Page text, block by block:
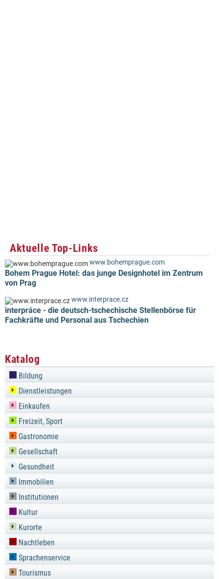
Aktuelle Top-Links
www.bohemprague.com
Bohem Prague Hotel: das junge Designhotel im Zentrum
von Prag
www.interprace.cz
interpráce - die deutsch-tschechische Stellenbörse für
Fachkräfte und Personal aus Tschechien
Katalog
Bildung
Dienstleistungen
Einkaufen
Freizeit, Sport
Gastronomie
Gesellschaft
Gesundheit
Immobilien
Institutionen
Kultur
Kurorte
Nachtleben
Sprachenservice
Tourismus